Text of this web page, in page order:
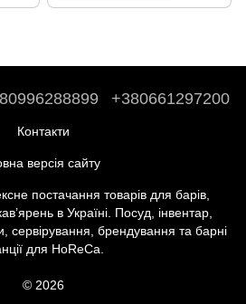
+380661297200
Контакти
версія сайту
постачання товарів для барів,
в Україні. Посуд, інвентар,
сервірування, брендування та барні
для HoReCa.
© 2026